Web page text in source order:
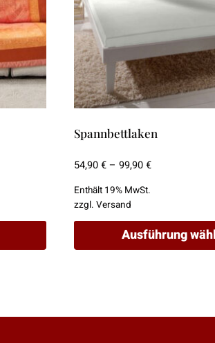
Spannbettlaken
54,90€– 99,90€Preisspanne:
Enthält 19% MwSt.
zzgl. Versand
Ausführung
mehrere